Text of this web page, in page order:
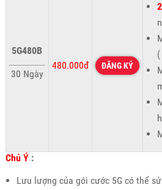
5G480B
30 Ngày
480.000đ ĐĂNG KÝ
Chú Ý:
Lưu lượng của gói cước 5G có thể